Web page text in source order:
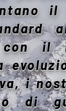
il
con il
i
di